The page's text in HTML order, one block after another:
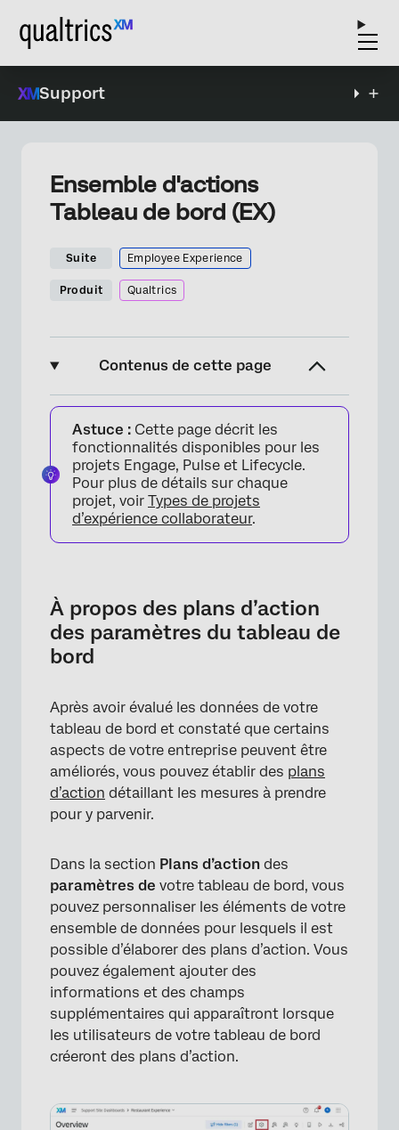
Support
Ensemble d'actions
Tableau de bord (EX)
Suite Employee Experience
Produit Qualtrics
Contenus de cette page
À propos des plans d’action des paramètres
du tableau de bord
Paramètres du plan d’action
Champs disponibles
Création de champs personnalisés
Recommandations générales
Recommandations spécifiques
Astuce : Cette page décrit les
fonctionnalités disponibles pour les
projets Engage, Pulse et Lifecycle.
Pour plus de détails sur chaque
projet, voir Types de projets
d’expérience collaborateur.
À propos des plans d’action
des paramètres du tableau de
bord
Après avoir évalué les données de votre
tableau de bord et constaté que certains
aspects de votre entreprise peuvent être
améliorés, vous pouvez établir des plans
d’action détaillant les mesures à prendre
pour y parvenir.
Dans la section Plans d’action des
paramètres de votre tableau de bord, vous
pouvez personnaliser les éléments de votre
ensemble de données pour lesquels il est
possible d’élaborer des plans d’action. Vous
pouvez également ajouter des
informations et des champs
supplémentaires qui apparaîtront lorsque
les utilisateurs de votre tableau de bord
créeront des plans d’action.